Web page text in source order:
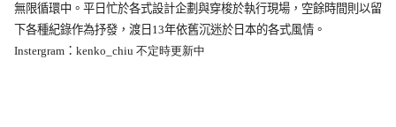
無限循環中。平日忙於各式設計企劃與穿梭於執行現場，空餘時間則以留
下各種紀錄作為抒發，渡日13年依舊沉迷於日本的各式風情。
Instergram ： kenko _chiu 不定時更新中